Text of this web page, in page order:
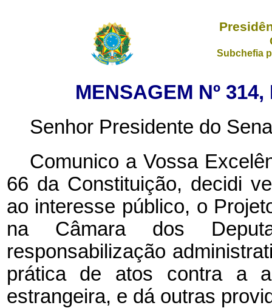
Subchefia
MENSAGEM Nº
Senhor Presidente do
Comunico a Vossa
66 da Constituição, decidi
ao interesse público, o
na Câmara dos
responsabilização
prática de atos contra a
estrangeira, e dá outras